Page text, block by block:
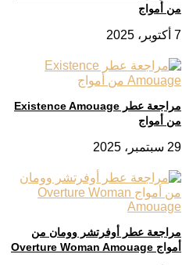
من أمواج
7 أكتوبر، 2025
مراجعة عطر Existence Amouage
من أمواج
29 سبتمبر، 2025
مراجعة عطر أوفرتشر وومان من
أمواج Overture Woman Amouage